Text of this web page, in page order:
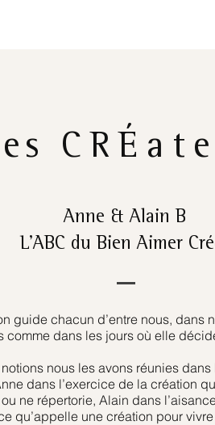
Anne & Alain B
L’ABC du Bien Aimer
guide chacun d’entre nous, dans
comme dans les jours où elle
nous les avons réunies
dans l’exercice de la création
ne répertorie, Alain dans
qu’appelle une création pour vivre